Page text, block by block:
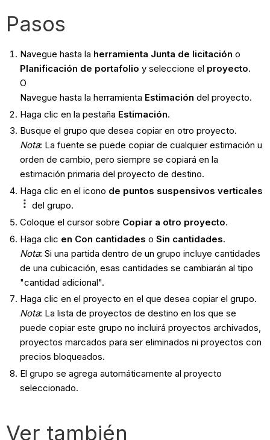
Pasos
Navegue hasta la herramienta Junta de licitación o
Planificación de portafolio y seleccione el proyecto.
O
Navegue hasta la herramienta Estimación del proyecto.
Haga clic en la pestaña Estimación.
Busque el grupo que desea copiar en otro proyecto.
Nota: La fuente se puede copiar de cualquier estimación u
orden de cambio, pero siempre se copiará en la
estimación primaria del proyecto de destino.
Haga clic en el icono de puntos suspensivos verticales
del grupo.
Coloque el cursor sobre Copiar a otro proyecto.
Haga clic en Con cantidades o Sin cantidades.
Nota: Si una partida dentro de un grupo incluye cantidades
de una cubicación, esas cantidades se cambiarán al tipo
"cantidad adicional".
Haga clic en el proyecto en el que desea copiar el grupo.
Nota: La lista de proyectos de destino en los que se
puede copiar este grupo no incluirá proyectos archivados,
proyectos marcados para ser eliminados ni proyectos con
precios bloqueados.
El grupo se agrega automáticamente al proyecto
seleccionado.
Ver también